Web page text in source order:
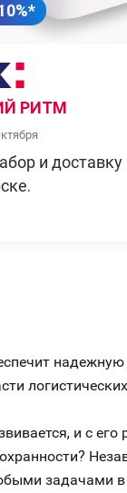
РИТМ
и доставку
надежную
и с
задачами в